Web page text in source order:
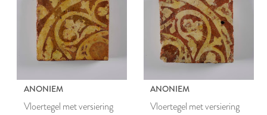
ANONIEM
Vloertegel met versiering
ANONIEM
Vloertegel met versiering